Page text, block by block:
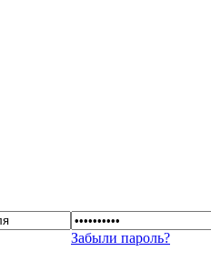
Забыли пароль?